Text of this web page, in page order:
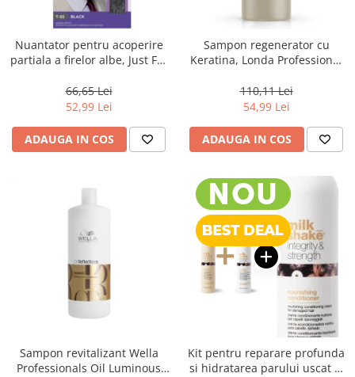
Nuantator pentru acoperire
partiala a firelor albe, Just For
Grey, 40 g
66,65 Lei
52,99 Lei
ADAUGA IN COS
Sampon regenerator cu
Keratina, Londa Professional
110,11 Lei
54,99 Lei
ADAUGA IN COS
Sampon revitalizant Wella
Professionals Oil Luminous
Kit pentru reparare profunda
si hidratarea parului uscat si